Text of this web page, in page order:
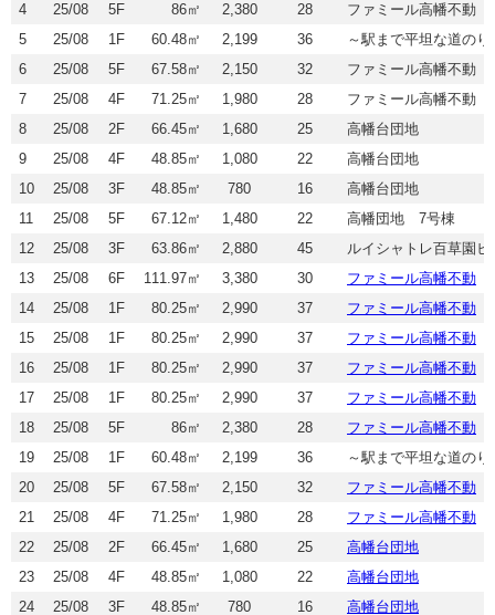
4 25/08 5F 86㎡ 2,380 28 ファミール高幡不動
5 25/08 1F 60.48㎡ 2,199 36 ～駅まで平坦な道のり
6 25/08 5F 67.58㎡ 2,150 32 ファミール高幡不動
7 25/08 4F 71.25㎡ 1,980 28 ファミール高幡不動
8 25/08 2F 66.45㎡ 1,680 25 高幡台団地
9 25/08 4F 48.85㎡ 1,080 22 高幡台団地
10 25/08 3F 48.85㎡ 780 16 高幡台団地
11 25/08 5F 67.12㎡ 1,480 22 高幡団地 7号棟
12 25/08 3F 63.86㎡ 2,880 45 ルイシャトレ百草園ヒ
13 25/08 6F 111.97㎡ 3,380 30 ファミール高幡不動
14 25/08 1F 80.25㎡ 2,990 37 ファミール高幡不動
15 25/08 1F 80.25㎡ 2,990 37 ファミール高幡不動
16 25/08 1F 80.25㎡ 2,990 37 ファミール高幡不動
17 25/08 1F 80.25㎡ 2,990 37 ファミール高幡不動
18 25/08 5F 86㎡ 2,380 28 ファミール高幡不動
19 25/08 1F 60.48㎡ 2,199 36 ～駅まで平坦な道のり
20 25/08 5F 67.58㎡ 2,150 32 ファミール高幡不動
21 25/08 4F 71.25㎡ 1,980 28 ファミール高幡不動
22 25/08 2F 66.45㎡ 1,680 25 高幡台団地
23 25/08 4F 48.85㎡ 1,080 22 高幡台団地
24 25/08 3F 48.85㎡ 780 16 高幡台団地